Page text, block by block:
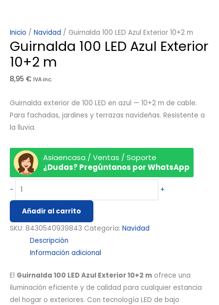
Inicio / Navidad / Guirnalda 100 LED Azul Exterior 10+2 m
Guirnalda 100 LED Azul Exterior
10+2 m
8,95 € IVA inc.
Guirnalda exterior de 100 LED en azul — 10+2 m de cable.
Para fachadas, jardines y terrazas navideñas. Resistente a
la lluvia.
Asiaencasa / Ventas / Soporte
¿Dudas? Pregúntanos por WhatsApp
- +
Añadir al carrito
SKU: 8430540939843 Categoría: Navidad
Descripción
Información adicional
El Guirnalda 100 LED Azul Exterior 10+2 m ofrece una
iluminación eficiente y de calidad para cualquier estancia
del hogar o exteriores. Con tecnología LED de bajo